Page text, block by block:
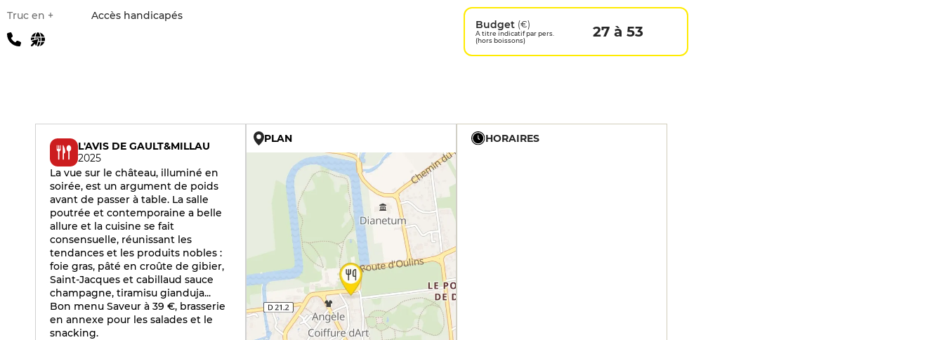
Infos pratiques
Truc en + Accès handicapés
Budget (€)
A titre indicatif par pers.
(hors boissons)
27 à 53
L'AVIS DE GAULT&MILLAU
2025
La vue sur le château, illuminé en
soirée, est un argument de poids
avant de passer à table. La salle
poutrée et contemporaine a belle
allure et la cuisine se fait
consensuelle, réunissant les
tendances et les produits nobles :
foie gras, pâté en croûte de gibier,
Saint-Jacques et cabillaud sauce
champagne, tiramisu gianduja...
Bon menu Saveur à 39 €, brasserie
en annexe pour les salades et le
snacking.
PLAN HORAIRES